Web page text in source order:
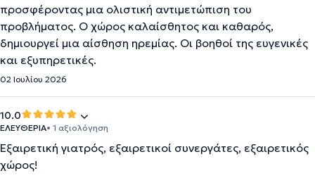
προσφέροντας μια ολιστική αντιμετώπιση του
προβλήματος. Ο χώρος καλαίσθητος και καθαρός,
δημιουργεί μια αίσθηση ηρεμίας. Οι βοηθοί της ευγενικές
και εξυπηρετικές.
02 Ιουλίου 2026
10.0
ΕΛΕΥΘΕΡΙΑ• 1 αξιολόγηση
Εξαιρετική γιατρός, εξαιρετικοί συνεργάτες, εξαιρετικός
χώρος!